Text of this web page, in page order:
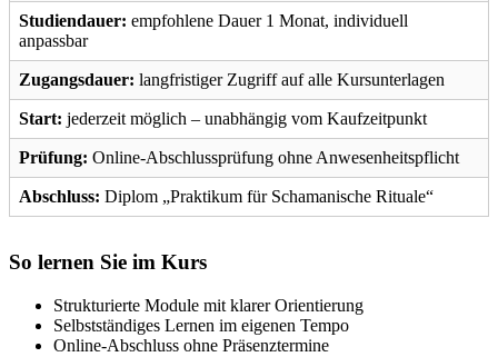
Studiendauer: empfohlene Dauer 1 Monat, individuell
anpassbar
Zugangsdauer: langfristiger Zugriff auf alle Kursunterlagen
Start: jederzeit möglich – unabhängig vom Kaufzeitpunkt
Prüfung: Online-Abschlussprüfung ohne Anwesenheitspflicht
Abschluss: Diplom „Praktikum für Schamanische Rituale“
So lernen Sie im Kurs
Strukturierte Module mit klarer Orientierung
Selbstständiges Lernen im eigenen Tempo
Online-Abschluss ohne Präsenztermine